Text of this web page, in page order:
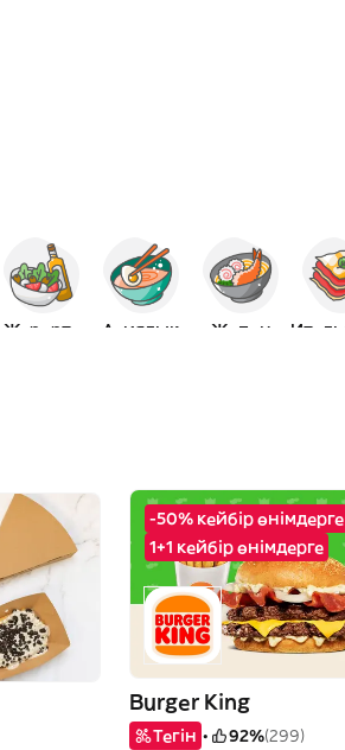
Жерорта Азиялық Жапон
-50% кейбір өнімдерге
1+1 кейбір өнімдерге
Burger King
Тегін 92%(299)